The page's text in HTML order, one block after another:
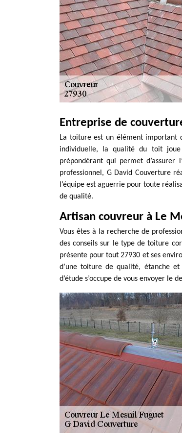
Entreprise de
La toiture est un élément important
individuelle, la qualité du toit
prépondérant qui permet
professionnel, G David Couverture
l’équipe est aguerrie pour toute
de qualité.
Artisan couvreur à Le
Vous êtes à la recherche de
des conseils sur le type de toiture
présente pour tout 27930 et ses
d’une toiture de qualité, étanche
d’étude s’occupe de vous envoyer le